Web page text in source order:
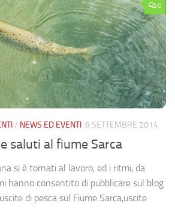
0
/ NEWS ED EVENTI 8 SETTEMBRE 2014
saluti al fiume Sarca
si è tornati al lavoro, ed i ritmi, da
hanno consentito di pubblicare sul blog
di pesca sul Fiume Sarca,uscite